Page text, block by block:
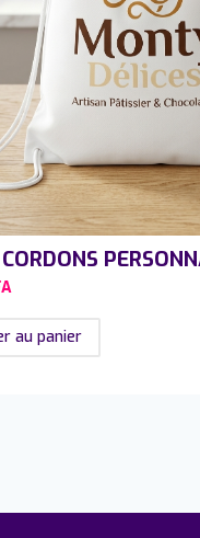
au panier